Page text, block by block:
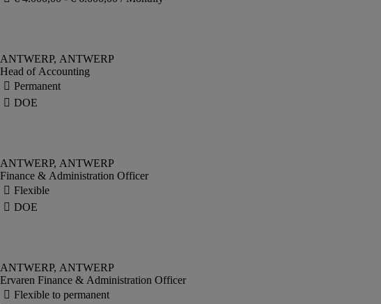
Head of Accounting
Finance & Administration Officer
Ervaren Finance & Administration Officer